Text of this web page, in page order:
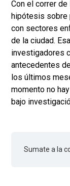
Con el correr
hipótesis sobre
con sectores
de la ciudad.
investigadores
antecedentes
los últimos
momento no
bajo
Sumate a la